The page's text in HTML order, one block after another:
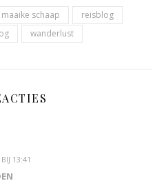
maaike schaap
reisblog
wanderlust
13:41